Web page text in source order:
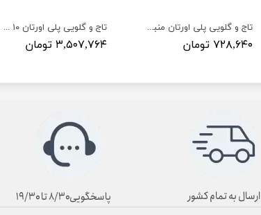
تاج و گلویی پلی اورتان ۱۰ سانت کد BU106
۳,۵۰۷,۷۶۴ تومان
تاج و گلویی پلی اورتان منبت ۱۵ سانت BU111
۷۲۸,۶۴۰ تومان
ارسال به تمام کشور پاسخگویی۸/۳۰ تا ۱۹/۳۰